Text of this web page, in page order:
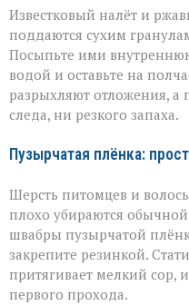
Известковый налёт и
поддаются сухим
Посыпьте ими
водой и оставьте на
разрыхляют отложения, а
следа, ни резкого запаха.
Пузырчатая плёнка:
Шерсть питомцев и
плохо убираются
швабры пузырчатой
закрепите резинкой.
притягивает мелкий сор,
первого прохода.